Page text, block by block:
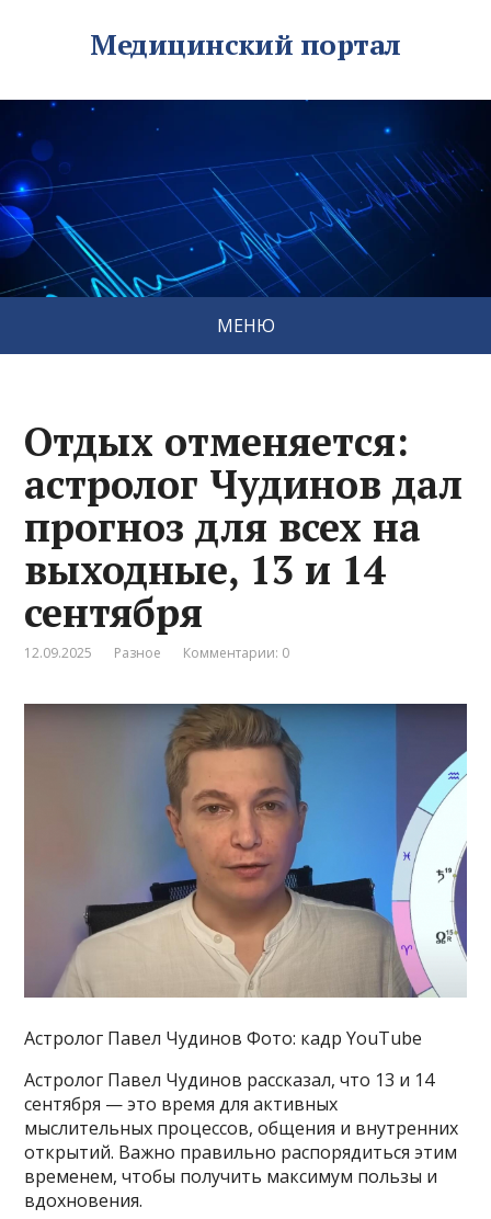
Медицинский портал
МЕНЮ
Отдых отменяется:
астролог Чудинов дал
прогноз для всех на
выходные, 13 и 14
сентября
12.09.2025 Разное Комментарии: 0
Астролог Павел Чудинов Фото: кадр YouTube
Астролог Павел Чудинов рассказал, что 13 и 14
сентября — это время для активных
мыслительных процессов, общения и внутренних
открытий. Важно правильно распорядиться этим
временем, чтобы получить максимум пользы и
вдохновения.